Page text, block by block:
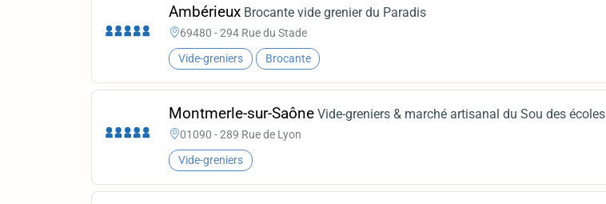
Ambérieux Brocante vide grenier du Paradis
69480 - 294 Rue du Stade
Vide-greniers Brocante
Montmerle-sur-Saône Vide-greniers & marché artisanal du Sou des écoles
01090 - 289 Rue de Lyon
Vide-greniers